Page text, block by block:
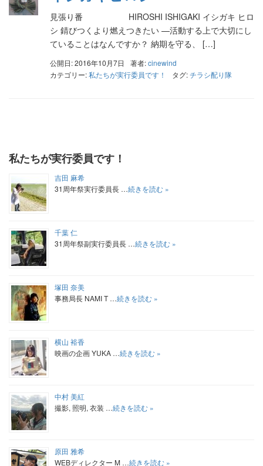
見張り番 HIROSHI ISHIGAKI イシガキ ヒロ
シ 錆びつくより燃えつきたい —活動する上で大切にし
ていることはなんですか？ 納期を守る、 […]
公開日: 2016年10月7日 著者:cinewind
カテゴリー:私たちが実行委員です！ タグ:チラシ配り隊
私たちが実行委員です！
吉田 麻希
31周年祭実行委員長 …続きを読む »
千葉 仁
31周年祭副実行委員長 …続きを読む »
塚田 奈美
事務局長 NAMI T …続きを読む »
横山 裕香
映画の企画 YUKA …続きを読む »
中村 美紅
撮影, 照明, 衣装 …続きを読む »
原田 雅希
WEBディレクター M …続きを読む »